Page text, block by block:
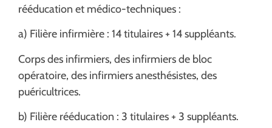
rééducation et médico-techniques :
a) Filière infirmière : 14 titulaires + 14 suppléants.
Corps des infirmiers, des infirmiers de bloc
opératoire, des infirmiers anesthésistes, des
puéricultrices.
b) Filière rééducation : 3 titulaires + 3 suppléants.